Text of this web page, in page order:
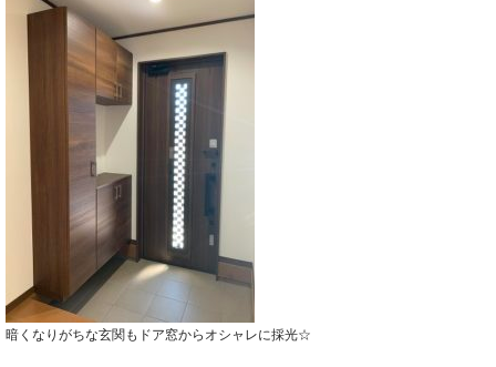
暗くなりがちな玄関もドア窓からオシャレに採光☆